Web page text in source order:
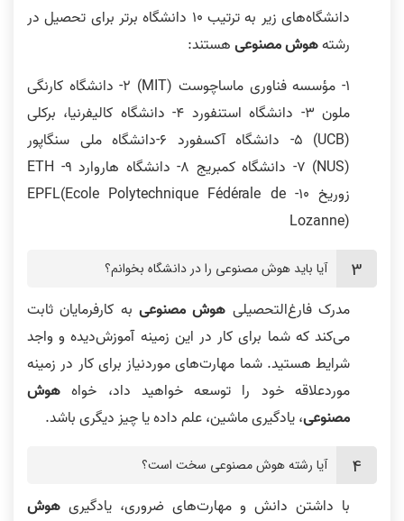
دانشگاه‌های زیر به ترتیب ۱۰ دانشگاه برتر برای تحصیل در
رشتههوش مصنوعیهستند:
۱- مؤسسه فناوری ماساچوست (MIT) 2- دانشگاه کارنگی
ملون ۳- دانشگاه استنفورد ۴- دانشگاه کالیفرنیا، برکلی
(UCB) 5- دانشگاه آکسفورد ۶-دانشگاه ملی سنگاپور
(NUS) 7- دانشگاه کمبریج ۸- دانشگاه هاروارد 9- ETH
زوریخ 10- EPFL(Ecole Polytechnique Fédérale de
Lozanne)
آیا باید هوش مصنوعی را در دانشگاه بخوانم؟
مدرک فارغ‌التحصیلی هوش مصنوعی به کارفرمایان ثابت
می‌کند که شما برای کار در این زمینه آموزش‌دیده و واجد
شرایط هستید. شما مهارت‌های موردنیاز برای کار در زمینه
موردعلاقه خود را توسعه خواهید داد، خواه هوش
مصنوعی، یادگیری ماشین، علم داده یا چیز دیگری باشد.
آیا رشته هوش مصنوعی سخت است؟
با داشتن دانش و مهارت‌های ضروری، یادگیری هوش